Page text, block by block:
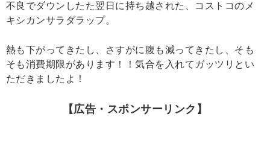
不良でダウンしたた翌日に持ち越された、コストコのメ
キシカンサラダラップ。
熱も下がってきたし、さすがに腹も減ってきたし、そも
そも消費期限があります！！気合を入れてガッツリとい
ただきましたよ！
【広告・スポンサーリンク】